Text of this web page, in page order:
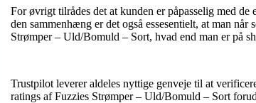
For øvrigt tilrådes det at kunden er påpasselig med
den sammenhæng er det også essesentielt, at man
Strømper – Uld/Bomuld – Sort, hvad end man er på
Trustpilot leverer aldeles nyttige genveje til at
ratings af Fuzzies Strømper – Uld/Bomuld – Sort